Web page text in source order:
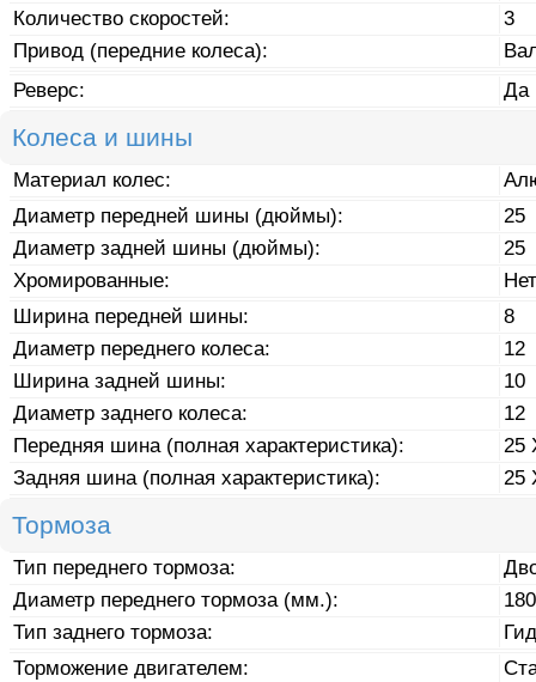
Количество скоростей:
3
Привод (передние колеса):
Реверс:
Да
Колеса и шины
Материал колес:
Диаметр передней шины (дюймы):
25
Диаметр задней шины (дюймы):
25
Хромированные:
Нет
Ширина передней шины:
8
Диаметр переднего колеса:
12
Ширина задней шины:
10
Диаметр заднего колеса:
12
Передняя шина (полная характеристика):
25
Задняя шина (полная характеристика):
25
Тормоза
Тип переднего тормоза:
Диаметр переднего тормоза (мм.):
180
Тип заднего тормоза:
Торможение двигателем: